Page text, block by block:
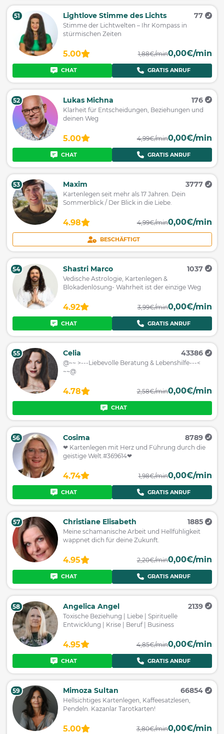
51 Lightlove Stimme des Lichts 77
Stimme der Lichtwelten – Ihr Kompass in
stürmischen Zeiten
5.00 1,88€/min0,00€/min
CHAT GRATIS ANRUF
52 Lukas Michna 176
Klarheit für Entscheidungen, Beziehungen und
deinen Weg
5.00 4,99€/min0,00€/min
CHAT GRATIS ANRUF
53 Maxim 3777
Kartenlegen seit mehr als 17 Jahren. Dein
Sommerblick / Der Blick in die Liebe.
4.98 4,99€/min0,00€/min
BESCHÄFTIGT
54 Shastri Marco 1037
Vedische Astrologie, Kartenlegen &
Blokadenlösung- Wahrheit ist der einzige Weg
4.92 3,99€/min0,00€/min
CHAT GRATIS ANRUF
55 Celia 43386
@~~ >---Liebevolle Beratung & Lebenshilfe---<
~~@
4.78 2,58€/min0,00€/min
CHAT
56 Cosima 8789
❤ Kartenlegen mit Herz und Führung durch die
geistige Welt.#369614❤
4.74 1,98€/min0,00€/min
CHAT GRATIS ANRUF
57 Christiane Elisabeth 1885
Meine schamanische Arbeit und Hellfühligkeit
wappnet dich für deine Zukunft.
4.95 2,20€/min0,00€/min
CHAT GRATIS ANRUF
58 Angelica Angel 2139
Toxische Beziehung | Liebe | Spirituelle
Entwicklung | Krise | Beruf | Business
4.95 4,85€/min0,00€/min
CHAT GRATIS ANRUF
59 Mimoza Sultan 66854
Hellsichtiges Kartenlegen, Kaffeesatzlesen,
Pendeln. Kazanlar Tarotkarten!
5.00 3,80€/min0,00€/min